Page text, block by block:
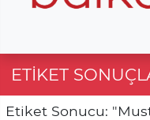
ETIKET
Etiket Sonucu: